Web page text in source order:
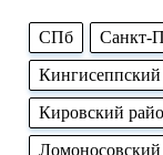
CПб Cанкт-
Кингисеппский
Кировский
Ломоносовский